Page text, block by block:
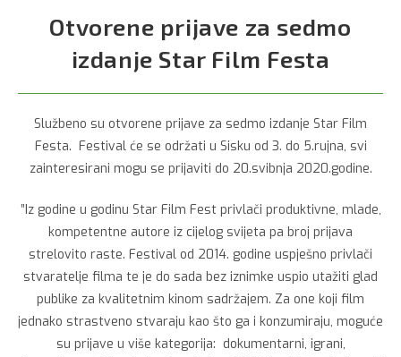
Otvorene prijave za sedmo
izdanje Star Film Festa
Službeno su otvorene prijave za sedmo izdanje Star Film
Festa. Festival će se održati u Sisku od 3. do 5.rujna, svi
zainteresirani mogu se prijaviti do 20.svibnja 2020.godine.
”Iz godine u godinu Star Film Fest privlači produktivne, mlade,
kompetentne autore iz cijelog svijeta pa broj prijava
strelovito raste. Festival od 2014. godine uspješno privlači
stvaratelje filma te je do sada bez iznimke uspio utažiti glad
publike za kvalitetnim kinom sadržajem. Za one koji film
jednako strastveno stvaraju kao što ga i konzumiraju, moguće
su prijave u više kategorija: dokumentarni, igrani,